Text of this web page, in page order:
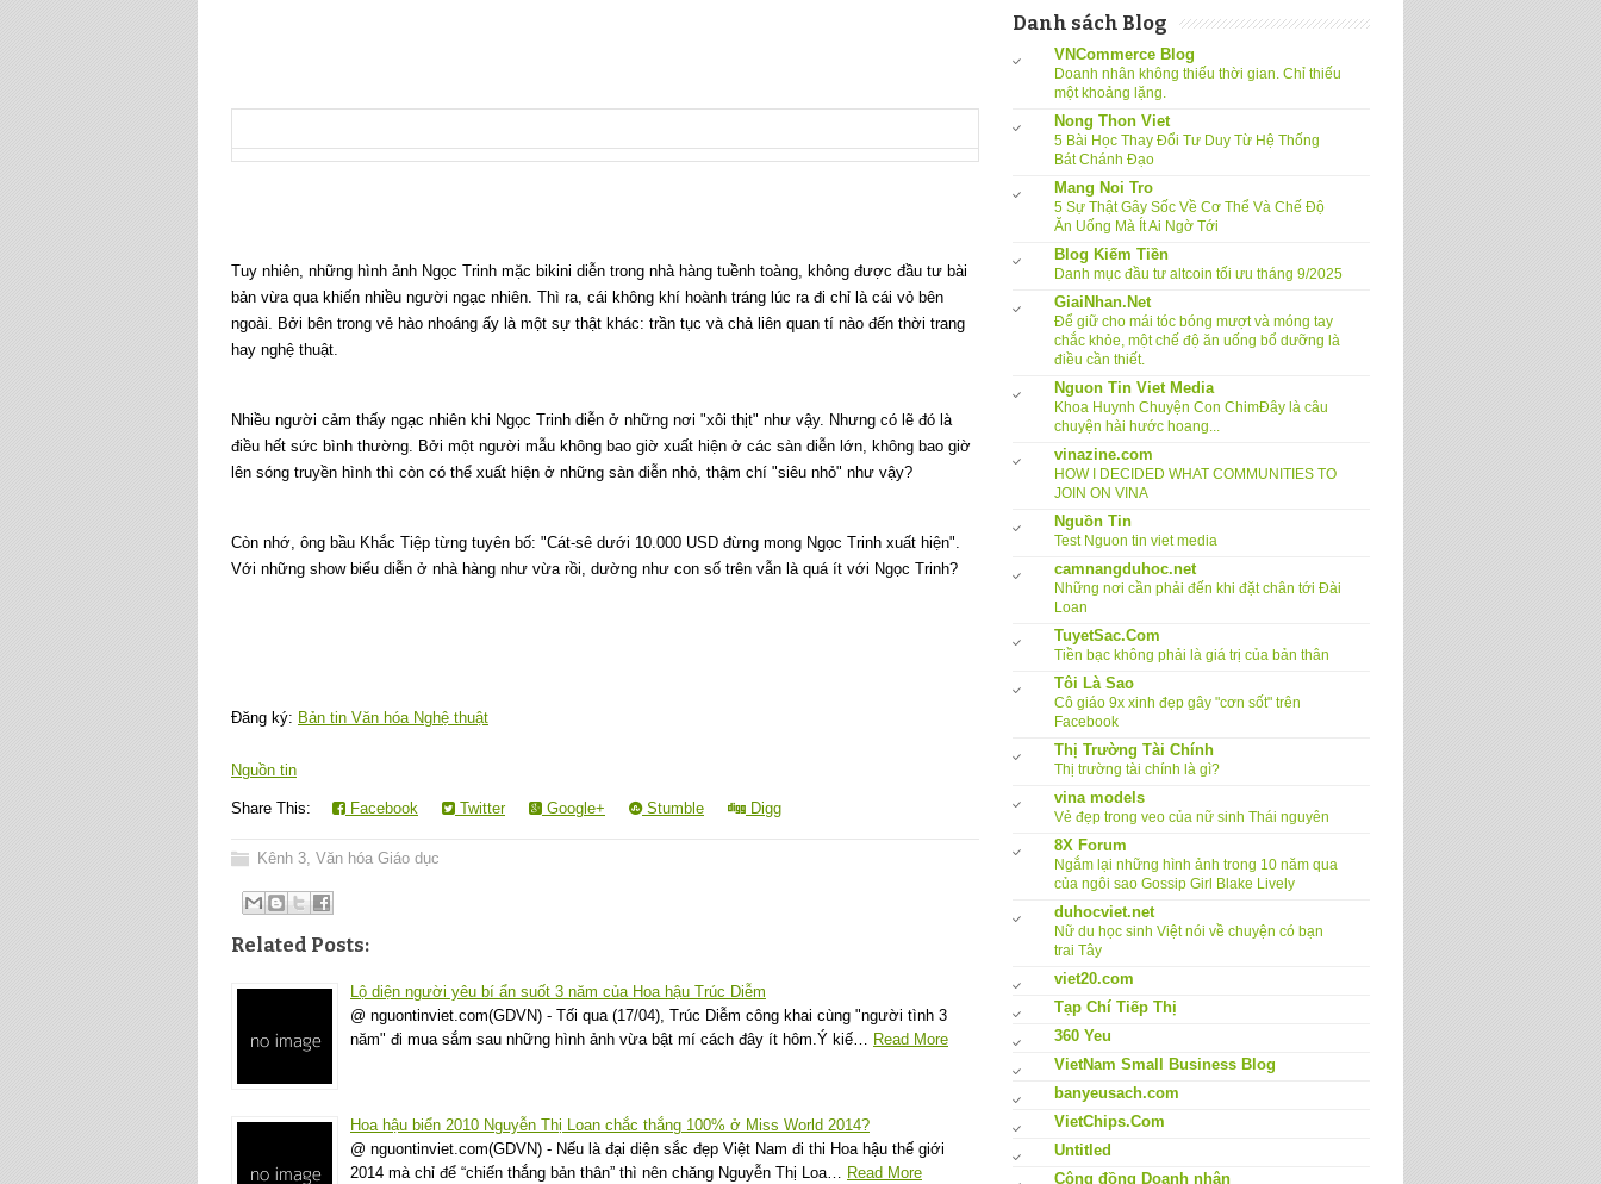
Tuy nhiên, những hình ảnh Ngọc Trinh mặc bikini diễn trong nhà hàng tuềnh toàng, không được đầu tư bài
bản vừa qua khiến nhiều người ngạc nhiên. Thì ra, cái không khí hoành tráng lúc ra đi chỉ là cái vỏ bên
ngoài. Bởi bên trong vẻ hào nhoáng ấy là một sự thật khác: trần tục và chả liên quan tí nào đến thời trang
hay nghệ thuật.
Nhiều người cảm thấy ngạc nhiên khi Ngọc Trinh diễn ở những nơi "xôi thịt" như vậy. Nhưng có lẽ đó là
điều hết sức bình thường. Bởi một người mẫu không bao giờ xuất hiện ở các sàn diễn lớn, không bao giờ
lên sóng truyền hình thì còn có thể xuất hiện ở những sàn diễn nhỏ, thậm chí "siêu nhỏ" như vậy?
Còn nhớ, ông bầu Khắc Tiệp từng tuyên bố: "Cát-sê dưới 10.000 USD đừng mong Ngọc Trinh xuất hiện".
Với những show biểu diễn ở nhà hàng như vừa rồi, dường như con số trên vẫn là quá ít với Ngọc Trinh?
Đăng ký: Bản tin Văn hóa Nghệ thuật
Nguồn tin
Share This: Facebook Twitter Google+ Stumble Digg
Kênh 3, Văn hóa Giáo dục
Related Posts:
Lộ diện người yêu bí ẩn suốt 3 năm của Hoa hậu Trúc Diễm
@ nguontinviet.com(GDVN) - Tối qua (17/04), Trúc Diễm công khai cùng "người tình 3
năm" đi mua sắm sau những hình ảnh vừa bật mí cách đây ít hôm.Ý kiế…
Read More
Hoa hậu biển 2010 Nguyễn Thị Loan chắc thắng 100% ở Miss World 2014?
@ nguontinviet.com(GDVN) - Nếu là đại diện sắc đẹp Việt Nam đi thi Hoa hậu thế giới
2014 mà chỉ để “chiến thắng bản thân” thì nên chăng Nguyễn Thị Loa…
Read More
Danh sách Blog
VNCommerce Blog
Doanh nhân không thiếu thời gian. Chỉ thiếu
một khoảng lặng.
Nong Thon Viet
5 Bài Học Thay Đổi Tư Duy Từ Hệ Thống
Bát Chánh Đạo
Mang Noi Tro
5 Sự Thật Gây Sốc Về Cơ Thể Và Chế Độ
Ăn Uống Mà Ít Ai Ngờ Tới
Blog Kiếm Tiền
Danh mục đầu tư altcoin tối ưu tháng 9/2025
GiaiNhan.Net
Để giữ cho mái tóc bóng mượt và móng tay
chắc khỏe, một chế độ ăn uống bổ dưỡng là
điều cần thiết.
Nguon Tin Viet Media
Khoa Huynh Chuyện Con ChimĐây là câu
chuyện hài hước hoang...
vinazine.com
HOW I DECIDED WHAT COMMUNITIES TO
JOIN ON VINA
Nguồn Tin
Test Nguon tin viet media
camnangduhoc.net
Những nơi cần phải đến khi đặt chân tới Đài
Loan
TuyetSac.Com
Tiền bạc không phải là giá trị của bản thân
Tôi Là Sao
Cô giáo 9x xinh đẹp gây "cơn sốt" trên
Facebook
Thị Trường Tài Chính
Thị trường tài chính là gì?
vina models
Vẻ đẹp trong veo của nữ sinh Thái nguyên
8X Forum
Ngắm lại những hình ảnh trong 10 năm qua
của ngôi sao Gossip Girl Blake Lively
duhocviet.net
Nữ du học sinh Việt nói về chuyện có bạn
trai Tây
viet20.com
Tạp Chí Tiếp Thị
360 Yeu
VietNam Small Business Blog
banyeusach.com
VietChips.Com
Untitled
Cộng đồng Doanh nhân